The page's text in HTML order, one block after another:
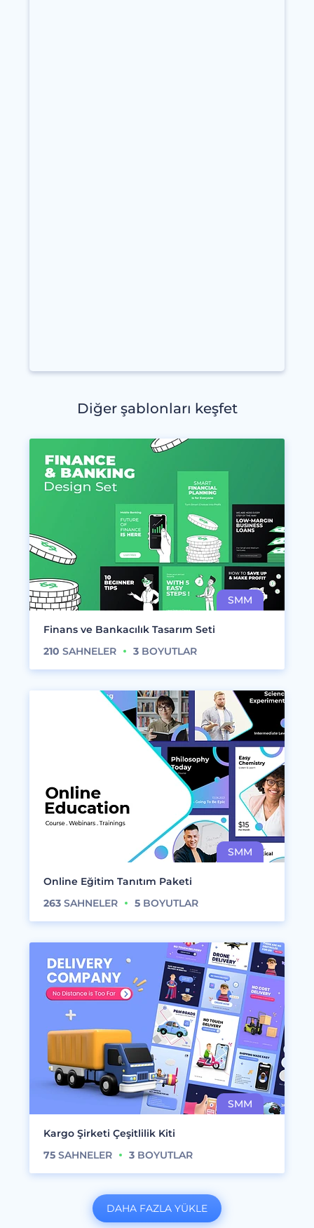
Diğer şablonları keşfet
Finans ve Bankacılık Tasarım Seti
210 SAHNELER 3 BOYUTLAR
Online Eğitim Tanıtım Paketi
263 SAHNELER 5 BOYUTLAR
Kargo Şirketi Çeşitlilik Kiti
75 SAHNELER 3 BOYUTLAR
DAHA FAZLA YÜKLE